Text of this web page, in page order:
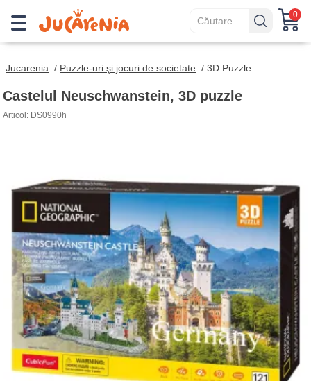
0
Jucarenia / Puzzle-uri şi jocuri de societate / 3D Puzzle
Castelul Neuschwanstein, 3D puzzle
Articol: DS0990h